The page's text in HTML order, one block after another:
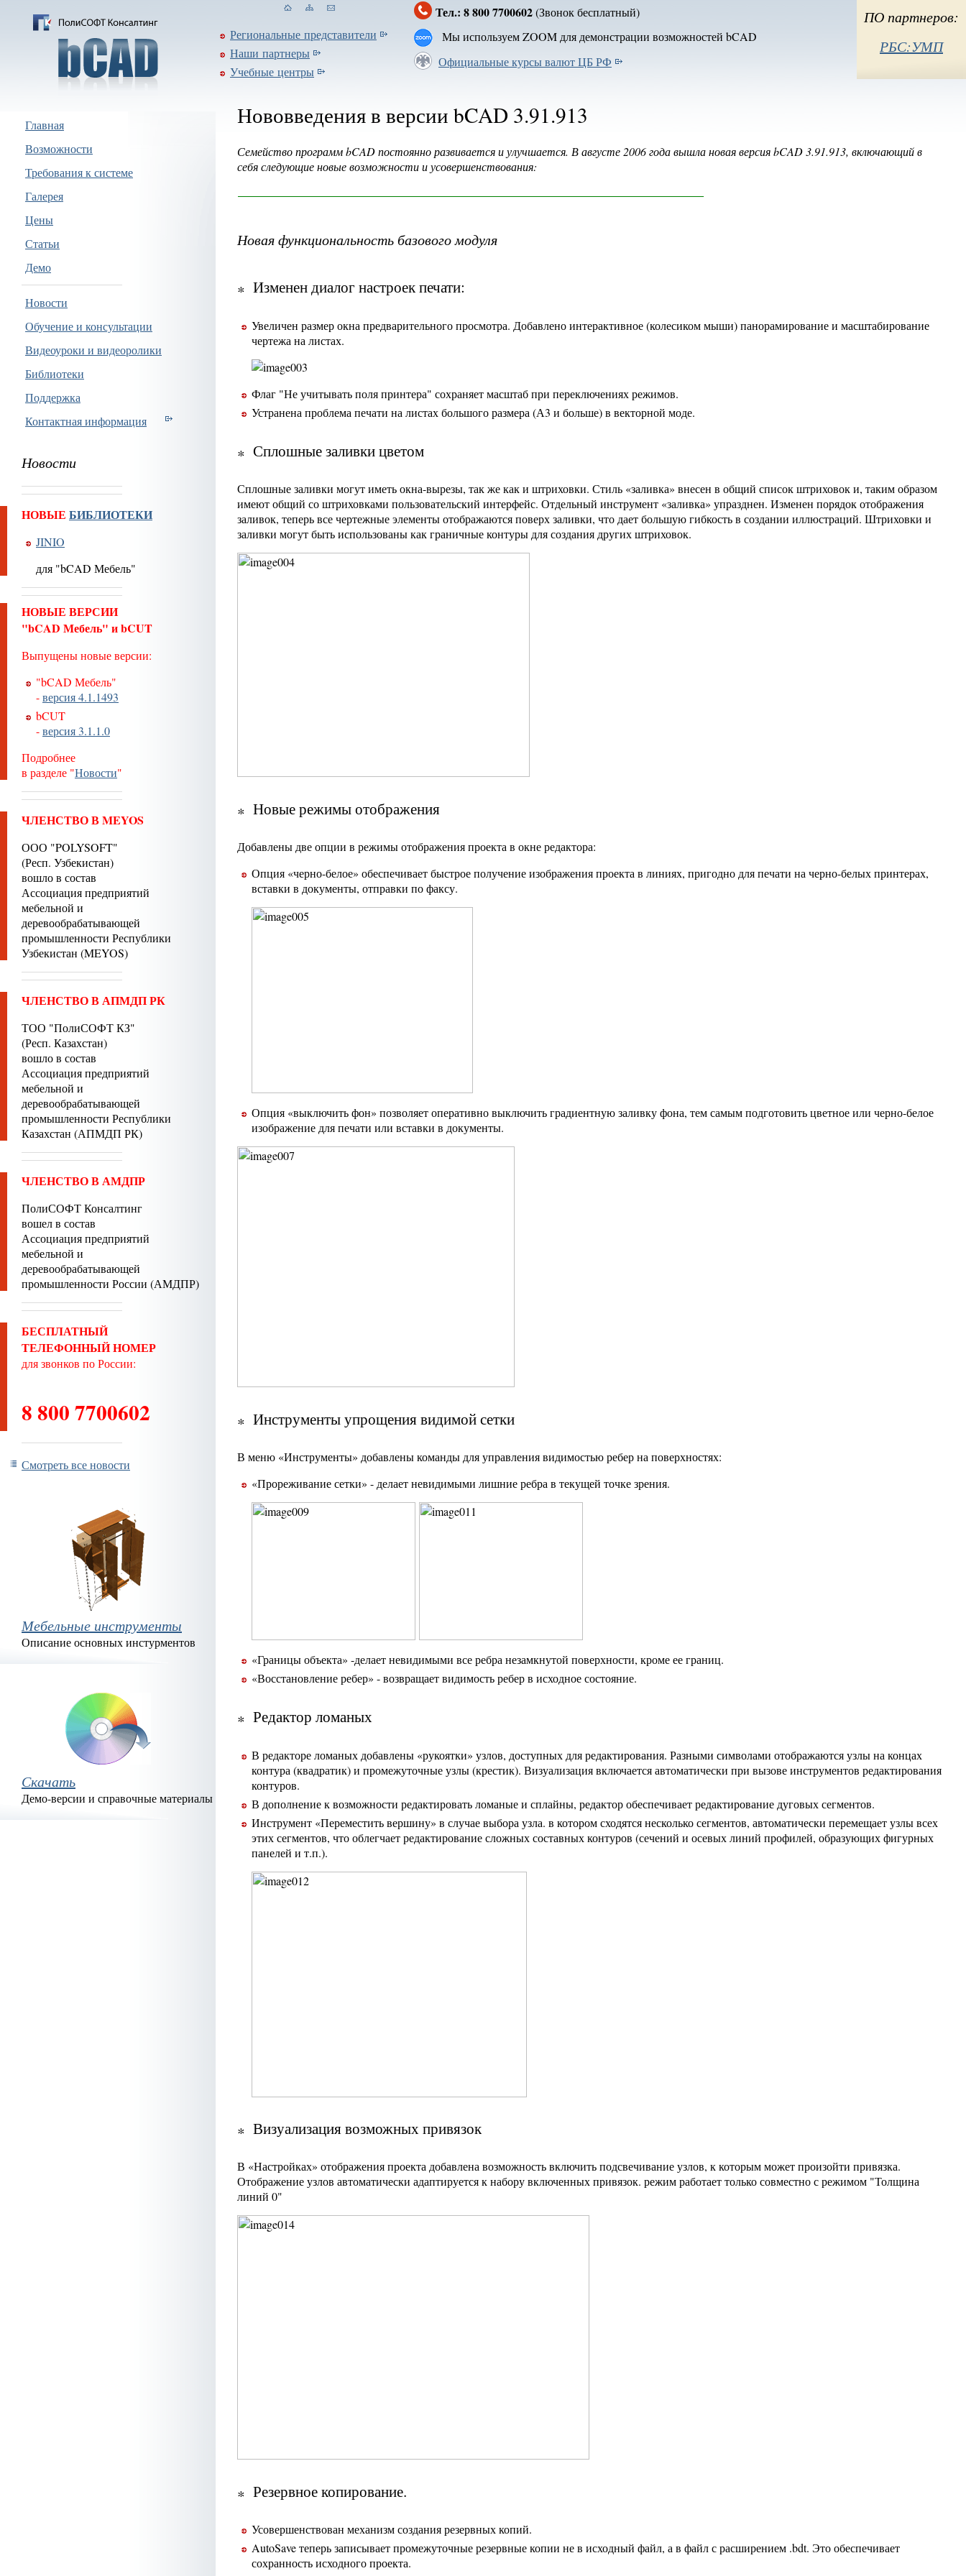
Главная
Возможности
Требования к системе
Галерея
Цены
Статьи
Демо
Новости
Обучение и консультации
Видеоуроки и видеоролики
Библиотеки
Поддержка
Контактная информация
Новости
НОВЫЕ БИБЛИОТЕКИ
JINIO
для "bCAD Мебель"
НОВЫЕ ВЕРСИИ
"bCAD Мебель" и bCUT
Выпущены новые версии:
"bCAD Мебель"
-версия 4.1.1493
bCUT
-версия 3.1.1.0
Подробнее
в разделе "Новости"
ЧЛЕНСТВО В MEYOS
ООО "POLYSOFT"
(Респ. Узбекистан)
вошло в состав
Ассоциация предприятий
мебельной и
деревообрабатывающей
промышленности Республики
Узбекистан (MEYOS)
ЧЛЕНСТВО В АПМДП РК
ТОО "ПолиСОФТ КЗ"
(Респ. Казахстан)
вошло в состав
Ассоциация предприятий
мебельной и
деревообрабатывающей
промышленности Республики
Казахстан (АПМДП РК)
ЧЛЕНСТВО В АМДПР
ПолиСОФТ Консалтинг
вошел в состав
Ассоциация предприятий
мебельной и
деревообрабатывающей
промышленности России (АМДПР)
БЕСПЛАТНЫЙ
ТЕЛЕФОННЫЙ НОМЕР
для звонков по России:
8 800 7700602
Смотреть все новости
Мебельные инструменты
Описание основных инстурментов
Скачать
Демо-версии и справочные материалы
Региональные представители
Наши партнеры
Учебные центры
Тел.: 8 800 7700602(Звонок бесплатный)
Мы используем ZOOM для демонстрации возможностей bCAD
Официальные курсы валют ЦБ РФ
ПО партнеров:
РБС:УМП
Нововведения в версии bCAD 3.91.913
Семейство программ bCAD постоянно развивается и улучшается. В августе 2006 года вышла новая версия bCAD 3.91.913, включающий в
себя следующие новые возможности и усовершенствования:
Новая функциональность базового модуля
Изменен диалог настроек печати:
Увеличен размер окна предварительного просмотра. Добавлено интерактивное (колесиком мыши) панорамирование и масштабирование
чертежа на листах.
Флаг "Не учитывать поля принтера" сохраняет масштаб при переключениях режимов.
Устранена проблема печати на листах большого размера (А3 и больше) в векторной моде.
Сплошные заливки цветом
Сплошные заливки могут иметь окна-вырезы, так же как и штриховки. Стиль «заливка» внесен в общий список штриховок и, таким образом
имеют общий со штриховками пользовательский интерфейс. Отдельный инструмент «заливка» упразднен. Изменен порядок отображения
заливок, теперь все чертежные элементы отображаются поверх заливки, что дает большую гибкость в создании иллюстраций. Штриховки и
заливки могут быть использованы как граничные контуры для создания других штриховок.
Новые режимы отображения
Добавлены две опции в режимы отображения проекта в окне редактора:
Опция «черно-белое» обеспечивает быстрое получение изображения проекта в линиях, пригодно для печати на черно-белых принтерах,
вставки в документы, отправки по факсу.
Опция «выключить фон» позволяет оперативно выключить градиентную заливку фона, тем самым подготовить цветное или черно-белое
изображение для печати или вставки в документы.
Инструменты упрощения видимой сетки
В меню «Инструменты» добавлены команды для управления видимостью ребер на поверхностях:
«Прореживание сетки» - делает невидимыми лишние ребра в текущей точке зрения.
«Границы объекта» -делает невидимыми все ребра незамкнутой поверхности, кроме ее границ.
«Восстановление ребер» - возвращает видимость ребер в исходное состояние.
Редактор ломаных
В редакторе ломаных добавлены «рукоятки» узлов, доступных для редактирования. Разными символами отображаются узлы на концах
контура (квадратик) и промежуточные узлы (крестик). Визуализация включается автоматически при вызове инструментов редактирования
контуров.
В дополнение к возможности редактировать ломаные и сплайны, редактор обеспечивает редактирование дуговых сегментов.
Инструмент «Переместить вершину» в случае выбора узла. в котором сходятся несколько сегментов, автоматически перемещает узлы всех
этих сегментов, что облегчает редактирование сложных составных контуров (сечений и осевых линий профилей, образующих фигурных
панелей и т.п.).
Визуализация возможных привязок
В «Настройках» отображения проекта добавлена возможность включить подсвечивание узлов, к которым может произойти привязка.
Отображение узлов автоматически адаптируется к набору включенных привязок. режим работает только совместно с режимом "Толщина
линий 0"
Резервное копирование.
Усовершенствован механизм создания резервных копий.
AutoSave теперь записывает промежуточные резервные копии не в исходный файл, а в файл с расширением .bdt. Это обеспечивает
сохранность исходного проекта.